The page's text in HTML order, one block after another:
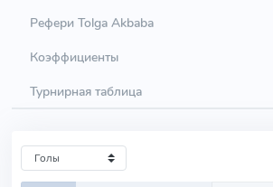
Рефери Tolga Akbaba
Коэффициенты
Турнирная таблица